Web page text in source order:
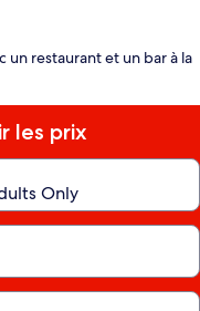
un restaurant et un bar à la
les prix